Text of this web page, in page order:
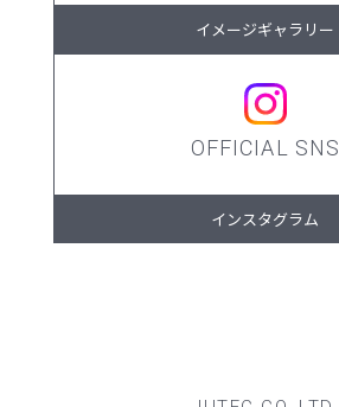
イメージギャラリー
OFFICIAL SNS
インスタグラム